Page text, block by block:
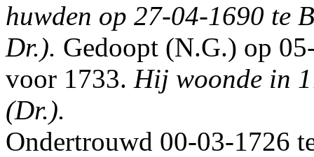
huwden op 27-04-1690 te
Dr.). Gedoopt (N.G.) op
voor 1733. Hij woonde in
(Dr.).
Ondertrouwd 00-03-1726